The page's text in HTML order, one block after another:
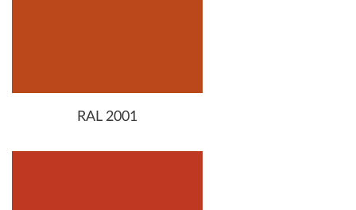
RAL 2001